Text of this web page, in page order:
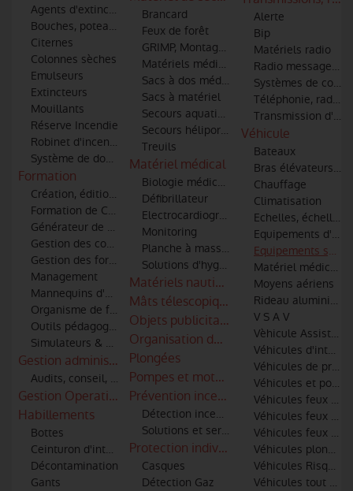
Agents d'extinction
Bouches, poteaux d'incendie et points d'eau
Citernes
Colonnes sèches
Emulseurs
Extincteurs
Mouillants
Réserve Incendie
Robinet d'incendie
Système de dosage additifs
Formation
Création, édition et diffusion de médias pour les formation à
Formation de Conduite Opérationnelle des véhicules
Générateur de fumée
Gestion des conflits
Gestion des formations
Management
Mannequins d'entrainement
Organisme de formation
Outils pédagogiques
Simulateurs & Réalité virtuelle
Gestion administratives, gestion du personnels et des
Audits, conseil, AMOA
Gestion Operationnelle
Habillements
Bottes
Ceinturon d'intervention
Décontamination
Gants
Brancard
Feux de forêt
GRIMP, Montagne et spéléologie
Matériels médical et de secourisme
Sacs à dos médicaux
Sacs à matériel
Secours aquatiques
Secours héliporté et hélitreuillage
Treuils
Matériel médical
Biologie médicale
Défibrillateur
Electrocardiographe (ECG)
Monitoring
Planche à masser
Solutions d'hygiène - Traitements de
Matériels nautiques
Mâts télescopiques
Objets publicitaires - Cadeaux
Organisation de congrès et salons
Plongées
Pompes et motopompes
Prévention incendie
Détection incendie
Solutions et services de sécurité
Protection individuelle
Casques
Détection Gaz
Alerte
Bip
Matériels radio
Radio messagerie
Systèmes de
Téléphonie, radio-
Transmission
Véhicule
Bateaux
Bras élévateurs
Chauffage
Climatisation
Echelles, échelles
Equipements
Equipements
Matériel médical
Moyens aériens
Rideau aluminium
V S A V
Vèhicule
Véhicules
Véhicules de
Véhicules et
Véhicules feux de
Véhicules feux
Véhicules feux
Véhicules
Véhicules Risques
Véhicules tout